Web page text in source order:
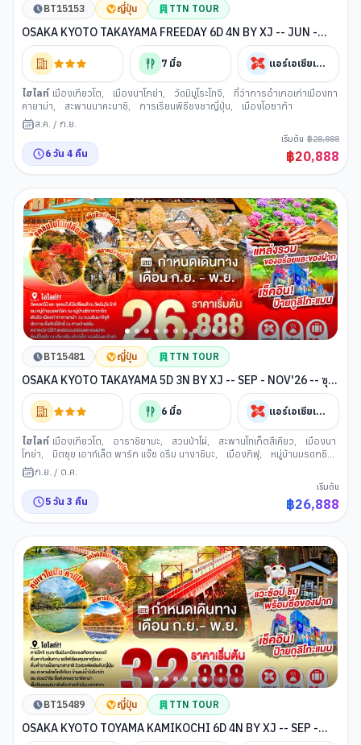
BT15153 ญี่ปุ่น TTN TOUR
OSAKA KYOTO TAKAYAMA FREEDAY 6D 4N BY XJ -- JUN -
SEP'26 -- ซุปตาร์...คันไซฟีลดี ฟรีเดย์มีเฮ
7 มื้อ แอร์เอเชียเอ็กซ์
ไฮไลท์ เมืองเกียวโต, เมืองนาโกย่า, วัดมิมูโระโทจิ,
ที่ว่าการอำเภอเก่าเมืองทา
คายาม่า, สะพานนาคะบาชิ, การเรียนพิธีชงชาญี่ปุ่น,
เมืองโอซาก้า
ส.ค. / ก.ย.
6 วัน 4 คืน
เริ่มต้น ฿28,888
฿20,888
BT15481 ญี่ปุ่น TTN TOUR
OSAKA KYOTO TAKAYAMA 5D 3N BY XJ -- SEP - NOV'26 -- ซุป
ตาร์..ชิราคาวะ ละมุน คันไซอบอุ่นมากแม่
6 มื้อ แอร์เอเชียเอ็กซ์
ไฮไลท์ เมืองเกียวโต, อาราชิยามะ, สวนป่าไผ่, สะพานโทเก็ตสึเคียว,
เมืองนา
โกย่า, มิตซุย เอาท์เล็ต พาร์ก แจ๊ซ ดรีม นางาชิมะ, เมืองกิฟุ,
หมู่บ้านมรดกชิ
ราคาวาโกะ ,
เก่าเมืองทาคายาม่า
ย่านชินไซบาชิ, เมืองโอซาก้า
ก.ย. / ต.ค.
5 วัน 3 คืน
เริ่มต้น
฿26,888
BT15489 ญี่ปุ่น TTN TOUR
OSAKA KYOTO TOYAMA KAMIKOCHI 6D 4N BY XJ -- SEP -